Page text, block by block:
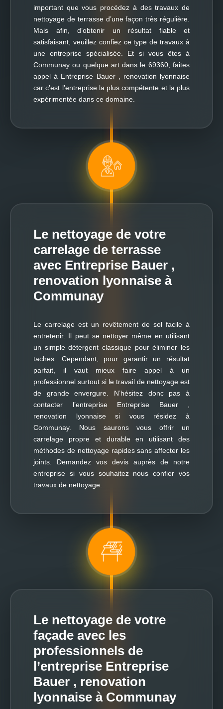
important que vous procédez à des travaux de
nettoyage de terrasse d’une façon très régulière.
Mais afin, d’obtenir un résultat fiable et
satisfaisant, veuillez confiez ce type de travaux à
une entreprise spécialisée. Et si vous êtes à
Communay ou quelque art dans le 69360, faites
appel à Entreprise Bauer , renovation lyonnaise
car c’est l’entreprise la plus compétente et la plus
expérimentée dans ce domaine.
Le nettoyage de votre
carrelage de terrasse
avec Entreprise Bauer ,
renovation lyonnaise à
Communay
Le carrelage est un revêtement de sol facile à
entretenir. Il peut se nettoyer même en utilisant
un simple détergent classique pour éliminer les
taches. Cependant, pour garantir un résultat
parfait, il vaut mieux faire appel à un
professionnel surtout si le travail de nettoyage est
de grande envergure. N’hésitez donc pas à
contacter l’entreprise Entreprise Bauer ,
renovation lyonnaise si vous résidez à
Communay. Nous saurons vous offrir un
carrelage propre et durable en utilisant des
méthodes de nettoyage rapides sans affecter les
joints. Demandez vos devis auprès de notre
entreprise si vous souhaitez nous confier vos
travaux de nettoyage.
Le nettoyage de votre
façade avec les
professionnels de
l’entreprise Entreprise
Bauer , renovation
lyonnaise à Communay